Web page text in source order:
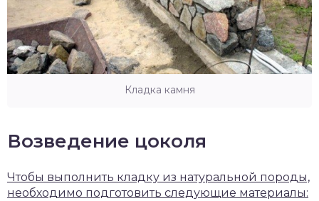
Кладка камня
Возведение цоколя
Чтобы выполнить кладку из натуральной породы,
необходимо подготовить следующие материалы: